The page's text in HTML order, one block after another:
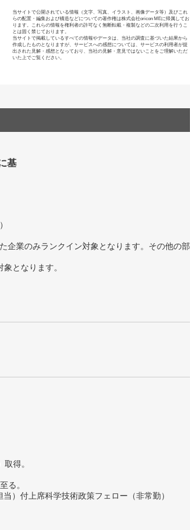
当サイトで公開されている情報（文字、写真、イラスト、画像データ等）及びこれ
らの配置・編集および構造などについての著作権は株式会社oricon MEに帰属してお
ります。これらの情報を権利者の許可なく無断転載・複製などの二次利用を行うこ
とは固く禁じております。
当サイトで掲載しているすべての情報やデータは、当社の調査に基づいた結果から
作成したものとなりますが、サービスへの感想については、サービスの利用者が提
出された見解・感想となっており、当社の見解・意見ではないことをご理解いただ
いた上でご覧ください。
基
企業のみランクイン対象となります。その他の部
となります。
得。
る。
）付上席科学技術政策フェロー（非常勤）